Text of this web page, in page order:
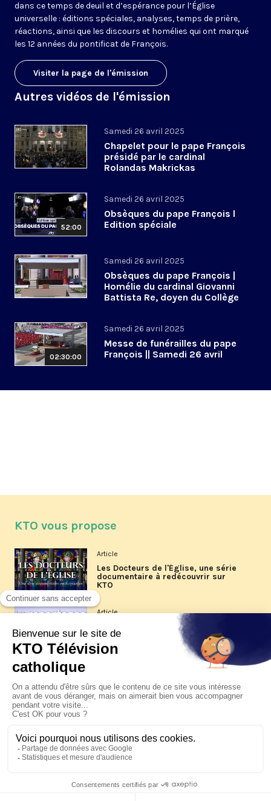
dans ce temps de deuil et d’espérance pour l’Église
universelle : éditions spéciales, analyses, temps de prière,
réactions, ainsi que les discours et homélies qui ont marqué
les 12 années du pontificat de François.
Visiter la page de l'émission
Autres vidéos de l'émission
Samedi 26 avril 2025
Chapelet pour le pape François
présidé par le cardinal
Rolandas Makrickas
52:00
Samedi 26 avril 2025
Obsèques du pape François l
Edition spéciale
Samedi 26 avril 2025
Obsèques du pape François |
Homélie du cardinal Giovanni
Battista Re, doyen du Collège
02:30:00
Samedi 26 avril 2025
Messe de funérailles du pape
François || Samedi 26 avril
KTO vous propose
Article
Les Docteurs de l'Église, une série
documentaire à redécouvrir sur
KTO
Article
Les reportages d'été 2026 de KTO
La visite pastorale du pape Léon
XIV à Assise à suivre sur KTO le
jeudi 6 août
Le pape en Uruguay, Argentine et
Pérou du 6 au 17 novembre 2026